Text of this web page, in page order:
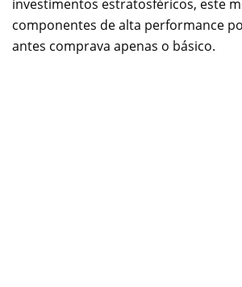
investimentos estratosféricos, este
componentes de alta performance
antes comprava apenas o básico.